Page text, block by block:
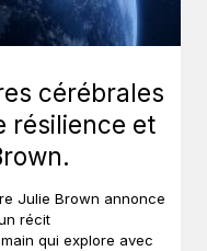
cérébrales
résilience et
Julie Brown annonce
récit
qui explore avec